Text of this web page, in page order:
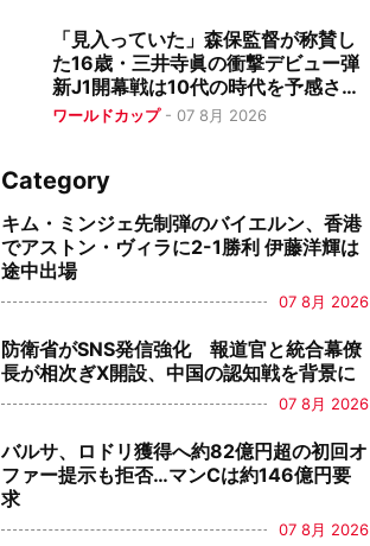
「見入っていた」森保監督が称賛し
た16歳・三井寺眞の衝撃デビュー弾
新J1開幕戦は10代の時代を予感させ
る一戦に
ワールドカップ-07 8月 2026
Category
キム・ミンジェ先制弾のバイエルン、香港
でアストン・ヴィラに2-1勝利 伊藤洋輝は
途中出場
07 8月 2026
防衛省がSNS発信強化 報道官と統合幕僚
長が相次ぎX開設、中国の認知戦を背景に
07 8月 2026
バルサ、ロドリ獲得へ約82億円超の初回オ
ファー提示も拒否…マンCは約146億円要
求
07 8月 2026